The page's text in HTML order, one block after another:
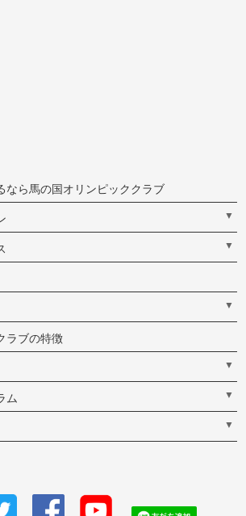
なら馬の国オリンピッククラブ
▼
▼
▼
ラブの特徴
▼
ム ▼
▼